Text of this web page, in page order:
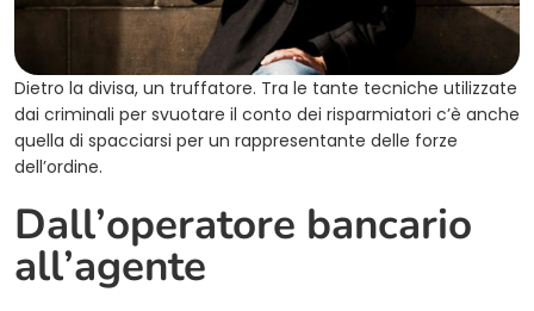
Dietro la divisa, un truffatore. Tra le tante tecniche utilizzate
dai criminali per svuotare il conto dei risparmiatori c’è anche
quella di spacciarsi per un rappresentante delle forze
dell’ordine.
Dall’operatore bancario
all’agente